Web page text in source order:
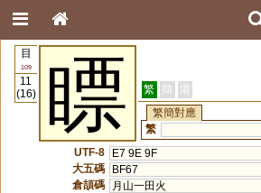
目
109
11
(16)
瞟 繁 簡 港
繁簡對應
繁
UTF-8
E7 9E 9F
大五碼
BF67
倉頡碼
月山一田火